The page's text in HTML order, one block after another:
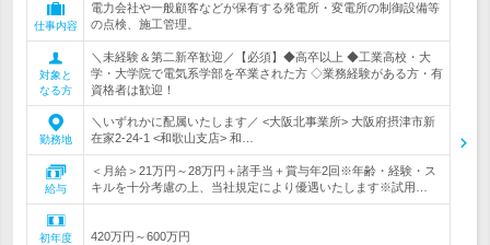
仕事内容
電力会社や一般顧客などが保有する発電所・変電所の制御設備等
の点検、施工管理。
対象と
なる方
＼未経験＆第二新卒歓迎／【必須】◆高卒以上 ◆工業高校・大
学・大学院で電気系学部を卒業された方 ◇業務経験がある方・有
資格者は歓迎！
勤務地
＼いずれかに配属いたします／ <大阪北事業所> 大阪府摂津市新
在家2‐24‐1 <和歌山支店> 和…
給与
＜月給＞21万円～28万円＋諸手当＋賞与年2回※年齢・経験・ス
キルを十分考慮の上、当社規定により優遇いたします※試用…
初年度
420万円～600万円